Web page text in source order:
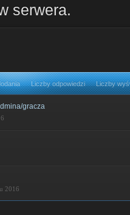
serwera.
Liczby odpowiedzi Liczby
gracza
2016